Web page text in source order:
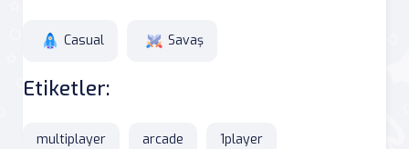
Casual Savaş
Etiketler:
multiplayer arcade 1player